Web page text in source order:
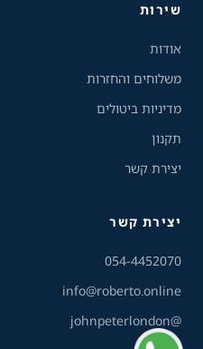
שירות
אודות
משלוחים והחזרות
מדיניות ביטולים
תקנון
יצירת קשר
יצירת קשר
054-4452070
info@roberto.online
@johnpeterlondon
שירות הלקוחות והמכירות